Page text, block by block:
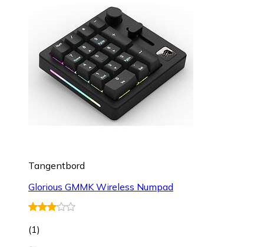
Tangentbord
Glorious GMMK Wireless Numpad
(1)